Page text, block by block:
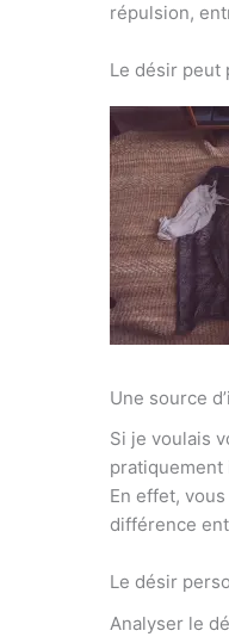
répulsion,
Le désir peut
Une source
Si je voulais
pratiquement
En effet,
différence
Le désir
Analyser le